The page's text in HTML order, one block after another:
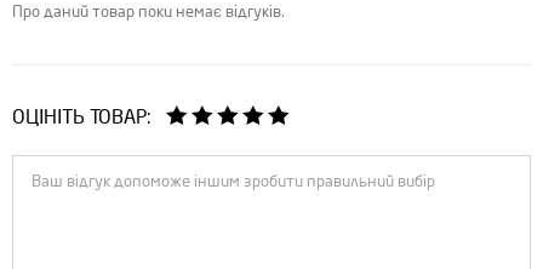
Про даний товар поки немає відгуків.
ОЦІНІТЬ ТОВАР: